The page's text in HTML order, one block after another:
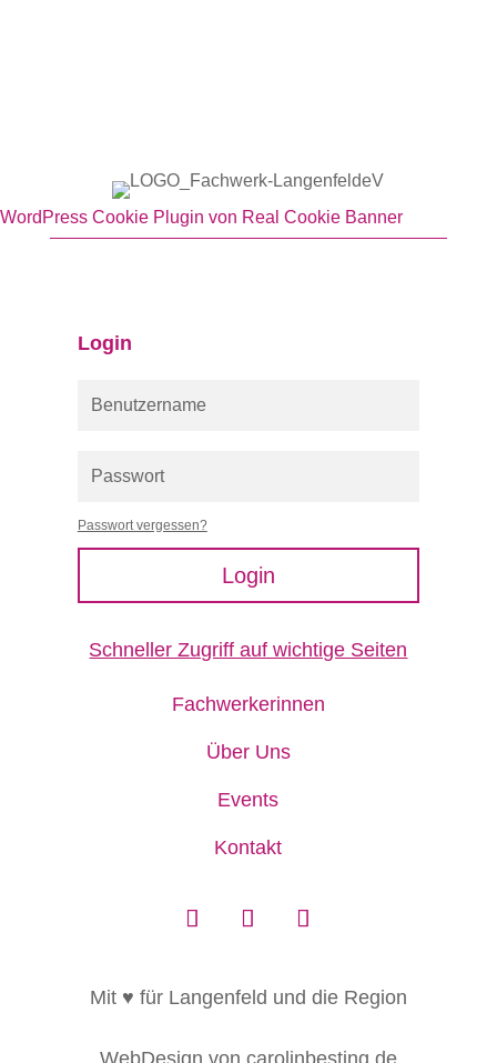
Login
Passwort vergessen?
Login
Schneller Zugriff auf wichtige Seiten
Fachwerkerinnen
Über Uns
Events
Kontakt
Mit ♥ für Langenfeld und die Region
WordPress Cookie Plugin von Real Cookie Banner